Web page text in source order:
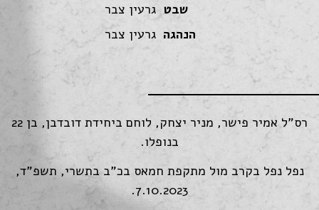
שבט גרעין צבר
הנהגה
גרעין צבר
רס"ל אמיר פישר, מניר יצחק, לוחם ביחידת דובדבן, בן 22
בנופלו.
נפל נפל בקרב מול מתקפת חמאס בכ"ב בתשרי, תשפ"ד,
7.10.2023.